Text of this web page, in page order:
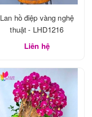
Lan hồ điệp vàng nghệ
thuật - LHD1216
Liên hệ